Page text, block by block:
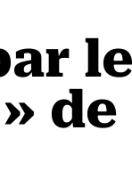
le
de